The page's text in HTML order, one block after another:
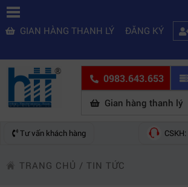
GIAN HÀNG THANH LÝ ĐĂNG KÝ
0983.643.653
Gian hàng thanh lý
Tư vấn khách hàng
TRANG CHỦ / TIN TỨC